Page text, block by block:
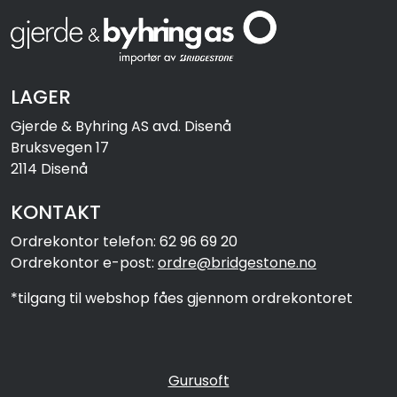
LAGER
Gjerde & Byhring AS avd. Disenå
Bruksvegen 17
2114 Disenå
KONTAKT
Ordrekontor telefon: 62 96 69 20
Ordrekontor e-post: ordre@bridgestone.no
*tilgang til webshop fåes gjennom ordrekontoret
Gurusoft